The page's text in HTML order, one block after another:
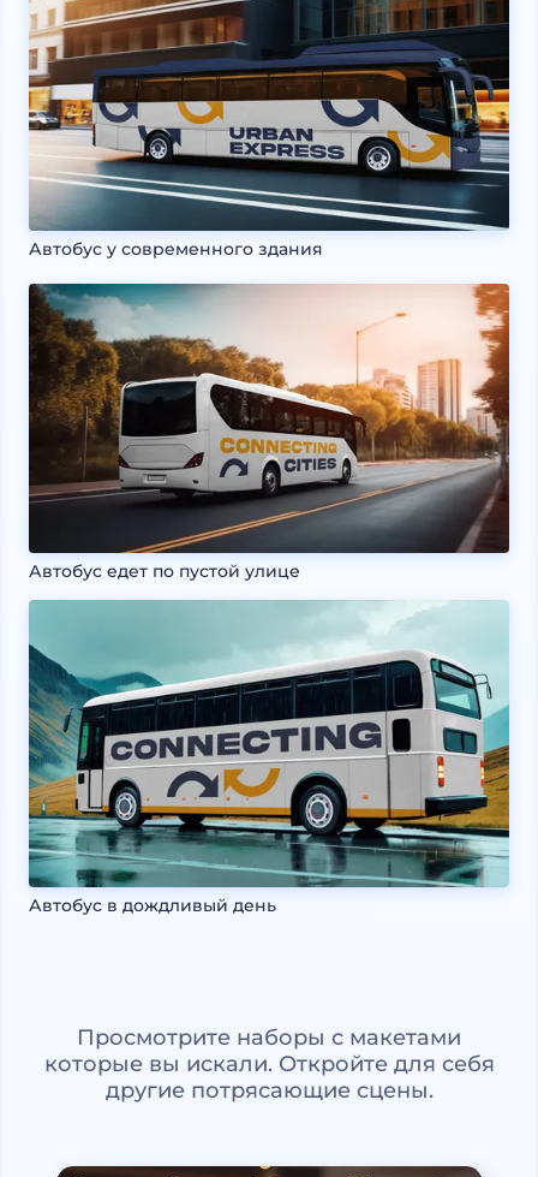
Автобус у современного здания
Автобус едет по пустой улице
Автобус в дождливый день
Просмотрите наборы с макетами
которые вы искали. Откройте для себя
другие потрясающие сцены.